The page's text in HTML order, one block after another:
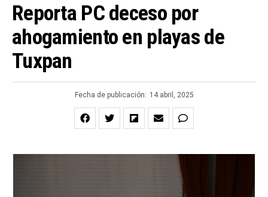
Reporta PC deceso por
ahogamiento en playas de
Tuxpan
Fecha de publicación: 14 abril, 2025